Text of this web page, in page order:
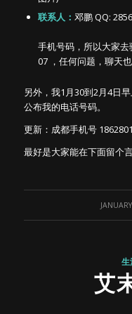
联系人： 邓鹏 QQ:
手机号码，所以大家
07 ，任何问题，聊天
另外，我1月30到2月4日
公布我的电话号码。
更新：成都手机号
最好是大家能在下面留个
/
生
艾